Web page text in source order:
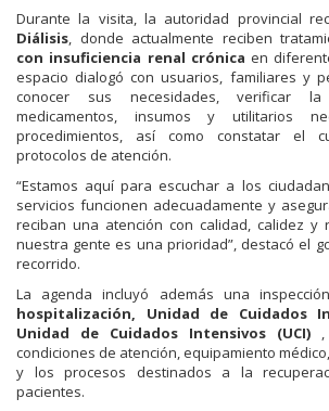
Durante la visita, la autoridad provincial
Diálisis, donde actualmente reciben
con insuficiencia renal crónica en
espacio dialogó con usuarios, familiares y
conocer sus necesidades, verificar
medicamentos, insumos y utilitarios
procedimientos, así como constatar el
protocolos de atención.
“Estamos aquí para escuchar a los
servicios funcionen adecuadamente y
reciban una atención con calidad, calidez y
nuestra gente es una prioridad”, destacó el
recorrido.
La agenda incluyó además una
hospitalización, Unidad de Cuidados
Unidad de Cuidados Intensivos (UCI)
condiciones de atención, equipamiento
y los procesos destinados a la
pacientes.